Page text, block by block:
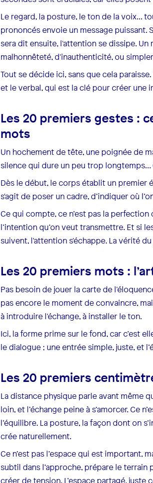
Le regard, la posture, le ton de la voix...
prononcés envoie un message puissant.
sera dit ensuite, l'attention se dissipe.
malhonnêteté, d'inauthenticité, ou
Tout se décide ici, sans que cela
et le verbal, qui est la clé pour créer une
Les 20 premiers gestes :
mots
Un hochement de tête, une poignée de
silence qui dure un peu trop
Dès le début, le corps établit un premier
s'agit de poser un cadre, d’indiquer où
Ce qui compte, ce n’est pas la
l’intention qu’on veut transmettre. Et si
suivent, l'attention s'échappe. La vérité
Les 20 premiers mots :
Pas besoin de jouer la carte de
pas encore le moment de convaincre,
à introduire l'échange, à installer le ton.
Ici, la forme prime sur le fond, car c’est
le dialogue ; une entrée simple, juste, et
Les 20 premiers
La distance physique parle avant même
loin, et l’échange peine à s’amorcer. Ce
l’équilibre. La posture, la façon dont on
crée naturellement.
Ce n’est pas l’espace qui est important,
subtil dans l’approche, prépare le terrain
créer de tension. L’espace partagé,